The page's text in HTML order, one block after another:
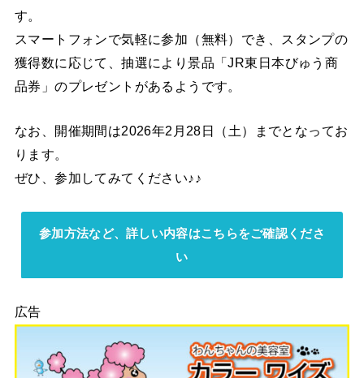
す。
スマートフォンで気軽に参加（無料）でき、スタンプの
獲得数に応じて、抽選により景品「JR東日本びゅう商
品券」のプレゼントがあるようです。
なお、開催期間は2026年2月28日（土）までとなってお
ります。
ぜひ、参加してみてください♪♪
参加方法など、詳しい内容はこちらをご確認くださ
い
広告